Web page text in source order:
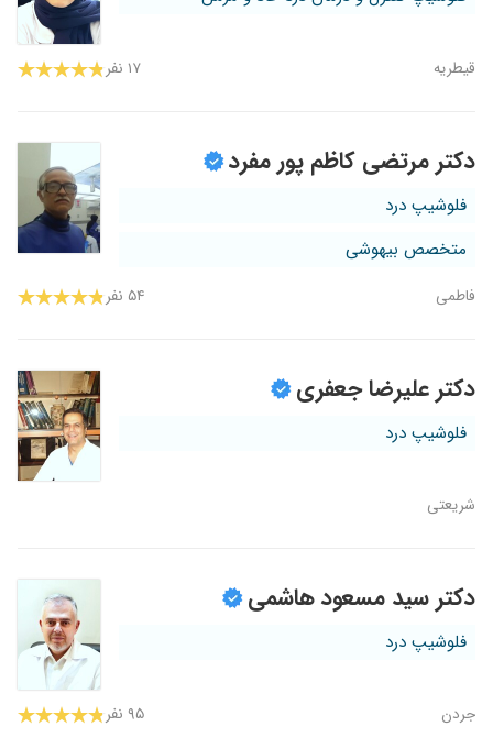
قیطریه ۱۷ نفر
دکتر مرتضی کاظم پور مفرد
فلوشیپ درد
متخصص بیهوشی
فاطمی ۵۴ نفر
دکتر علیرضا جعفری
فلوشیپ درد
شریعتی
دکتر سید مسعود هاشمی
فلوشیپ درد
جردن ۹۵ نفر